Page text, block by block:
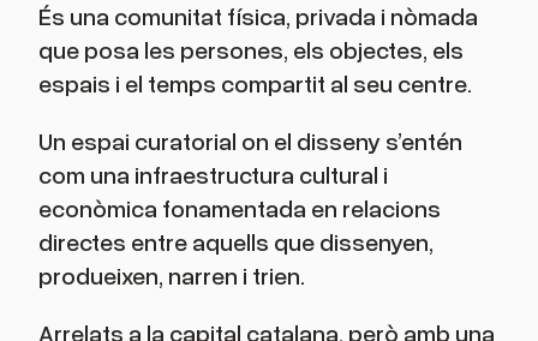
És una comunitat física, privada i nòmada
que posa les persones, els objectes, els
espais i el temps compartit al seu centre.
Un espai curatorial on el disseny s’entén
com una infraestructura cultural i
econòmica fonamentada en relacions
directes entre aquells que dissenyen,
produeixen, narren i trien.
Arrelats a la capital catalana, però amb una